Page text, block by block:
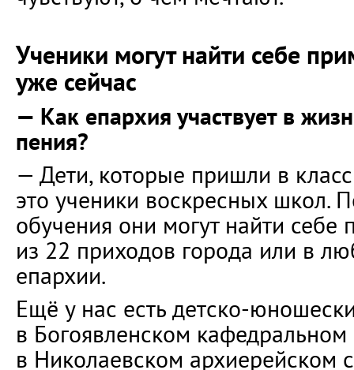
Ученики могут найти себе
уже сейчас
— Как епархия участвует в
пения?
— Дети, которые пришли в
это ученики воскресных школ.
обучения они могут найти
из 22 приходов города или в
епархии.
Ещё у нас есть детско-
в Богоявленском
в Николаевском архиерейском